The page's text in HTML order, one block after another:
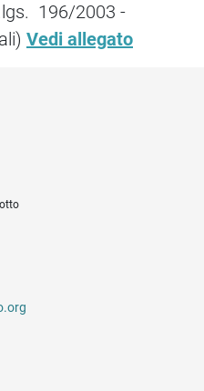
196/2003 -
Vedi allegato